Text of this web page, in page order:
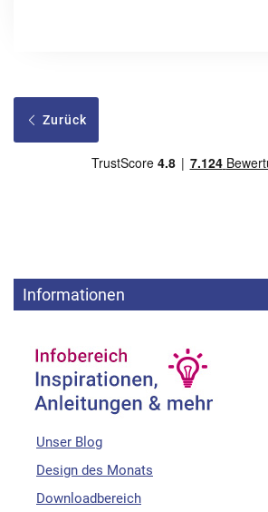
Zurück
Informationen
Unser Blog
Design des Monats
Downloadbereich